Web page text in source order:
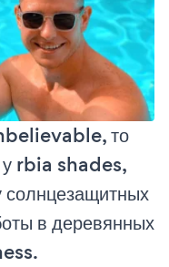
то
у rbia shades,
солнцезащитных
в деревянных